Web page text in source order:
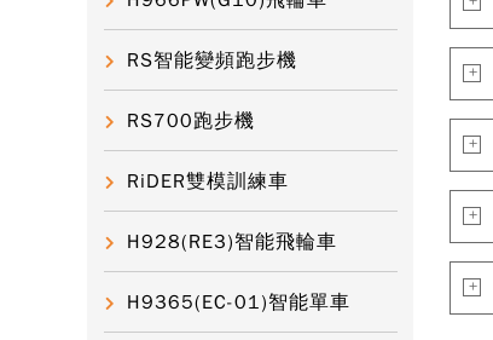
RS智能變頻跑步機
RS700跑步機
RiDER雙模訓練車
H928(RE3)智能飛輪車
H9365(EC-01)智能單車